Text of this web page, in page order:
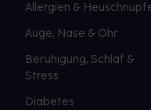
Allergien &
Auge, Nase & Ohr
Beruhigung, Schlaf &
Stress
Diabetes